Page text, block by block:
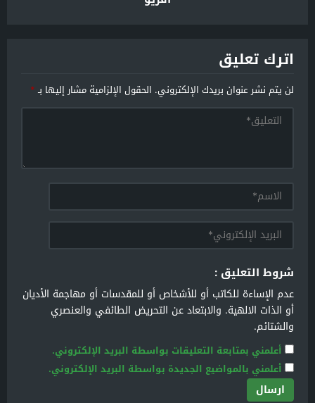
اترك تعليق
لن يتم نشر عنوان بريدك الإلكتروني. الحقول الإلزامية مشار إليها بـ*
شروط التعليق :
عدم الإساءة للكاتب أو للأشخاص أو للمقدسات أو مهاجمة الأديان
أو الذات الالهية. والابتعاد عن التحريض الطائفي والعنصري
والشتائم.
أعلمني بمتابعة التعليقات بواسطة البريد الإلكتروني.
أعلمني بالمواضيع الجديدة بواسطة البريد الإلكتروني.